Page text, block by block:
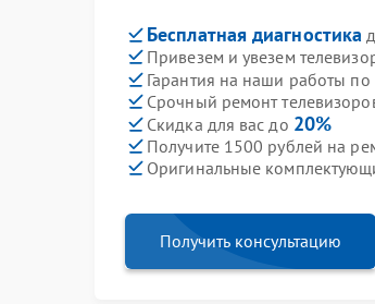
Бесплатная диагностика
Привезем и увезем
Гарантия на наши работы
Срочный ремонт
Скидка для вас до 20%
Получите 1500 рублей на
Оригинальные
Получить консультацию